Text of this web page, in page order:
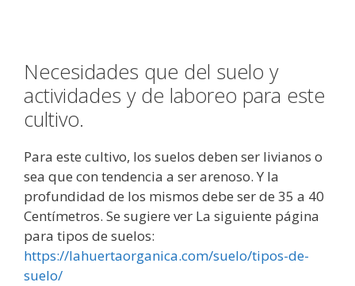
Necesidades que del suelo y
actividades y de laboreo para este
cultivo.
Para este cultivo, los suelos deben ser livianos o
sea que con tendencia a ser arenoso. Y la
profundidad de los mismos debe ser de 35 a 40
Centímetros. Se sugiere ver La siguiente página
para tipos de suelos:
https://lahuertaorganica.com/suelo/tipos-de-
suelo/